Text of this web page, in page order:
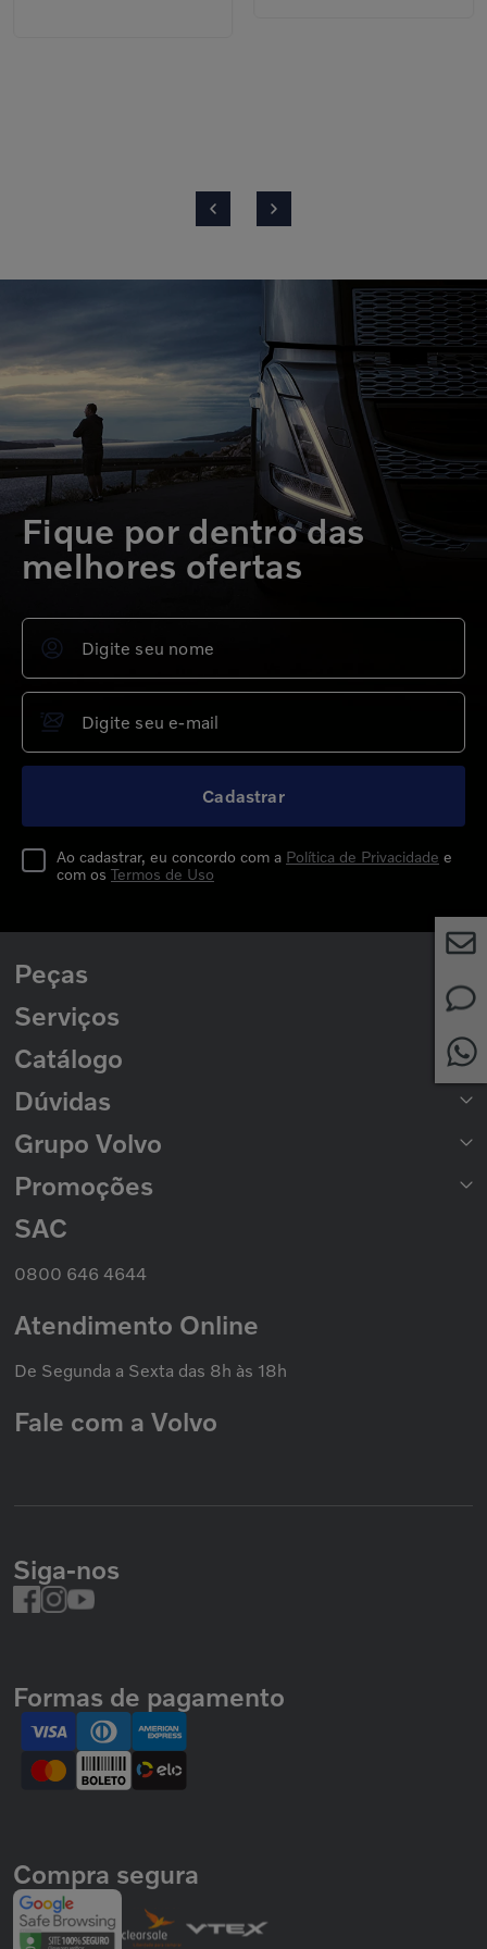
Fique por dentro das
melhores ofertas
Cadastrar
Ao cadastrar, eu concordo com a Política de Privacidade e
com os Termos de Uso
Peças
Peças para Caminhões
Peças para Ônibus
Serviços
Rede de Concessionárias
2ª Via de Boleto
Catálogo
Catálogo de Peças
Catálogo Nacional de Motores
Dúvidas
Formas de Pagamento
Prazo de Entrega
Trocas e Devoluções
Política de Privacidade
Cookies
Política de Garantias
Grupo Volvo
Seminovos Volvo
Volvo Caminhões
Volvo Ônibus
Grupo Volvo
Promoções
Promoção Nacional
SAC
0800 646 4644
Atendimento Online
De Segunda a Sexta das 8h às 18h
Fale com a Volvo
Siga-nos
Formas de pagamento
Compra segura